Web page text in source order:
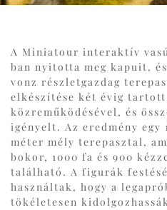
A Miniatour interaktív
ban nyitotta meg kapuit,
vonz részletgazdag
elkészítése két évig
közreműködésével, és
igényelt. Az eredmény egy
méter mély terepasztal,
bokor, 1000 fa és 900
található. A figurák
használtak, hogy a
tökéletesen